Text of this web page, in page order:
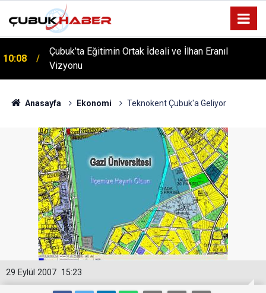
12:06
ÇUBUK’TA ‘YAZA MERHABA’ COŞKUSU: Kursiyerler
Gönüllerince Eğlendi!
Anasayfa Ekonomi Teknokent Çubuk'a Geliyor
15:23
29 Eylül 2007